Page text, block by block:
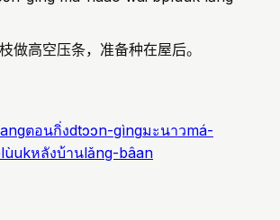
做高空压条，准备种在屋后。
ตอนกิ่งdtɔɔn-gìngมะนาวmá-
หลังบ้านlǎng-bâan